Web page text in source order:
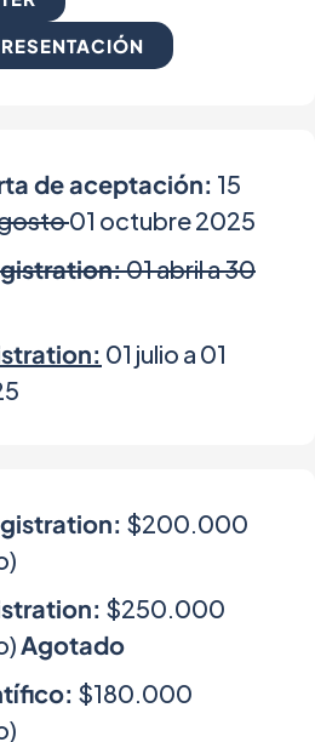
de aceptación: 15
01 octubre 2025
01 abril a 30
01 julio a 01
$200.000
$250.000
Agotado
$180.000